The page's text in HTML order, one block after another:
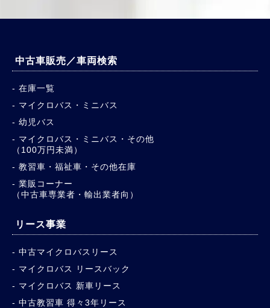
中古車販売／車両検索
在庫一覧
マイクロバス・ミニバス
幼児バス
マイクロバス・ミニバス・その他
（100万円未満）
教習車・福祉車・その他在庫
業販コーナー
（中古車専業者・輸出業者向）
リース事業
中古マイクロバスリース
マイクロバス リースバック
マイクロバス 新車リース
中古教習車 得々3年リース